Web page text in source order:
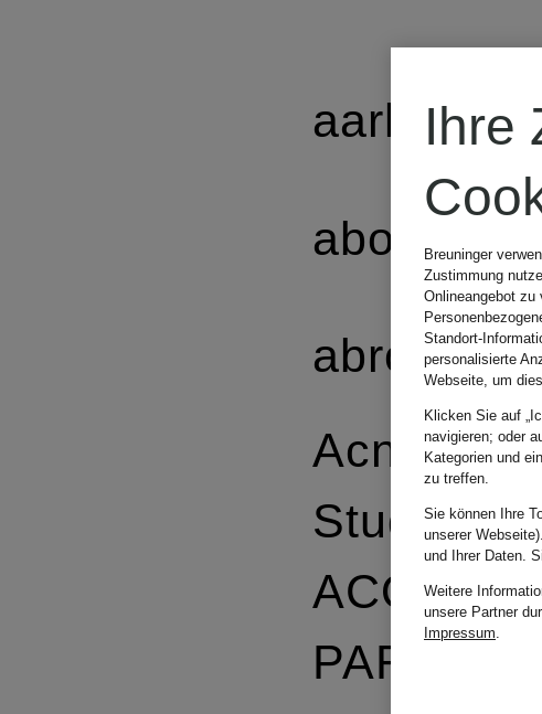
aarke
abro
Acne
Studios
ACQUA
PARMA
Ihre
Breuninger
Zustimmung
Onlineangebot zu
Standort-
personalisierte
Webseite, um
Klicken Sie auf
navigieren; oder
Kategorien und
zu treffen.
Sie können Ihre
unserer
und Ihrer Daten.
Weitere
unsere Partner
Impressum.